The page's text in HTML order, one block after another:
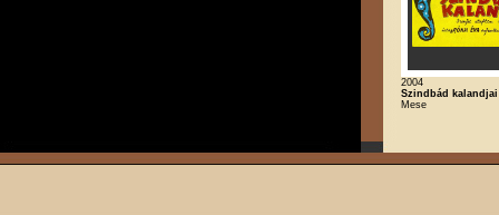
2004
Szindbád kalandjai
Mese